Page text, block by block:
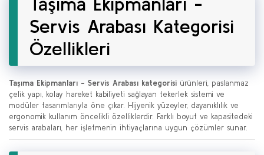
Servis Arabası Kategorisi
Özellikleri
Taşıma Ekipmanları - Servis Arabası kategorisi ürünleri, paslanmaz
çelik yapı, kolay hareket kabiliyeti sağlayan tekerlek sistemi ve
modüler tasarımlarıyla öne çıkar. Hijyenik yüzeyler, dayanıklılık ve
ergonomik kullanım öncelikli özelliklerdir. Farklı boyut ve kapasitedeki
servis arabaları, her işletmenin ihtiyaçlarına uygun çözümler sunar.